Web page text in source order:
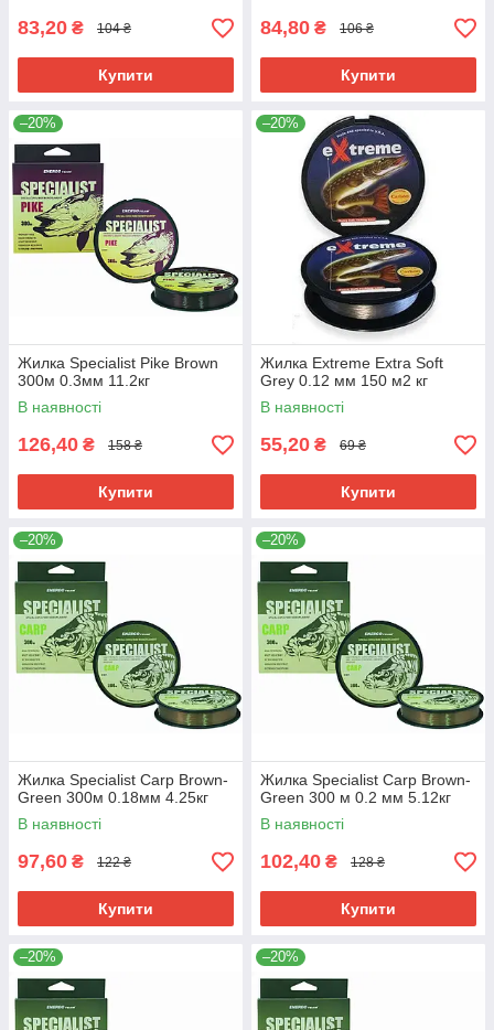
83,20 ₴ 104 ₴
Купити
84,80 ₴ 106 ₴
Купити
–20%
Жилка Specialist Pike Brown
300м 0.3мм 11.2кг
В наявності
126,40 ₴ 158 ₴
Купити
–20%
Жилка Extreme Extra Soft
Grey 0.12 мм 150 м2 кг
В наявності
55,20 ₴ 69 ₴
Купити
–20%
Жилка Specialist Carp Brown-
Green 300м 0.18мм 4.25кг
В наявності
97,60 ₴ 122 ₴
Купити
–20%
Жилка Specialist Carp Brown-
Green 300 м 0.2 мм 5.12кг
В наявності
102,40 ₴ 128 ₴
Купити
–20% –20%